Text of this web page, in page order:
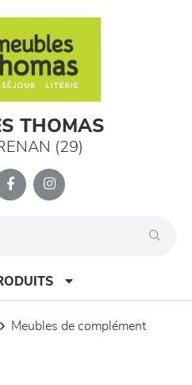
THOMAS
(29)
meubles de complément